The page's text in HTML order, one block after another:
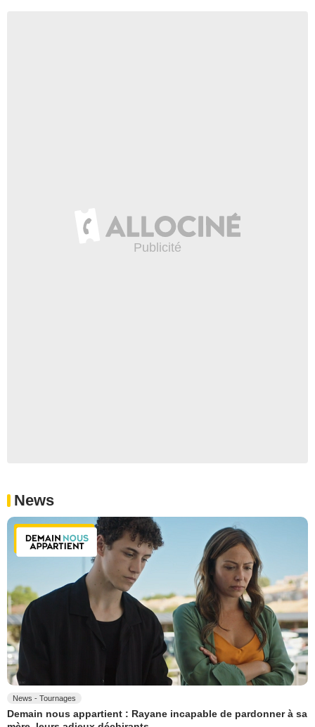
News
News - Tournages
Demain nous appartient : Rayane incapable de pardonner à sa